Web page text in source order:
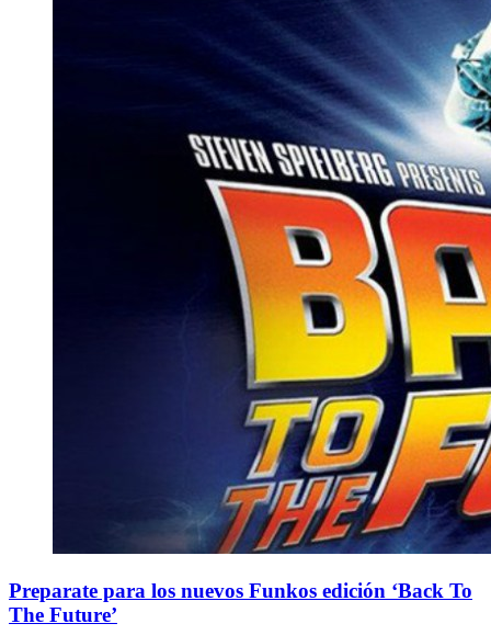
Preparate para los nuevos Funkos edición ‘Back To
The Future’